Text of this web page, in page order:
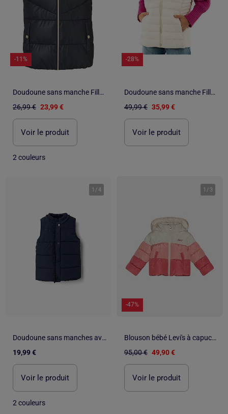
-11%
Doudoune sans manche Fille Name it
26,99 € 23,99 €
Voir le produit
2 couleurs
-28%
Doudoune sans manche Fille Teddy Smith
49,99 € 35,99 €
Voir le produit
1 /4
Doudoune sans manches avec doublure en polaire et volants
19,99 €
Voir le produit
2 couleurs
1 / 3
-47%
Blouson bébé Levi's à capuche
95,00 € 49,90 €
Voir le produit